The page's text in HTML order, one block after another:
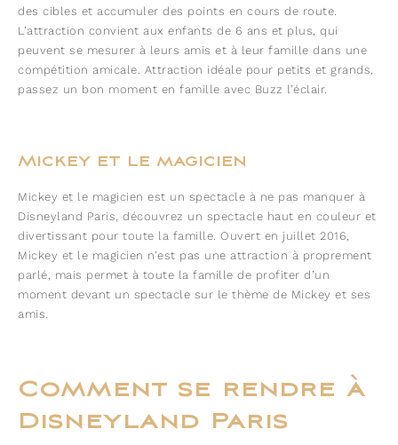
des cibles et accumuler des points en cours de route.
L’attraction convient aux enfants de 6 ans et plus, qui
peuvent se mesurer à leurs amis et à leur famille dans une
compétition amicale. Attraction idéale pour petits et grands,
passez un bon moment en famille avec Buzz l’éclair.
Mickey et le magicien
Mickey et le magicien est un spectacle à ne pas manquer à
Disneyland Paris, découvrez un spectacle haut en couleur et
divertissant pour toute la famille. Ouvert en juillet 2016,
Mickey et le magicien n’est pas une attraction à proprement
parlé, mais permet à toute la famille de profiter d’un
moment devant un spectacle sur le thème de Mickey et ses
amis.
Comment se rendre à
Disneyland Paris